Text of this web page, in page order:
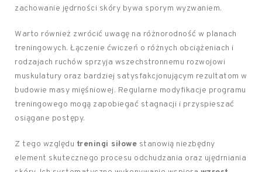
zachowanie jędrności skóry bywa sporym wyzwaniem.
Warto również zwrócić uwagę na różnorodność w planach
treningowych. Łączenie ćwiczeń o różnych obciążeniach i
rodzajach ruchów sprzyja wszechstronnemu rozwojowi
muskulatury oraz bardziej satysfakcjonującym rezultatom w
budowie masy mięśniowej. Regularne modyfikacje programu
treningowego mogą zapobiegać stagnacji i przyspieszać
osiągane postępy.
Z tego względu treningi siłowe stanowią niezbędny
element skutecznego procesu odchudzania oraz ujędrniania